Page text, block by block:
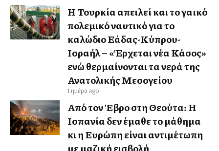
Η Τουρκία απειλεί και το γαλλικό
πολεμικό ναυτικό για το
καλώδιο Ελλάδας-Κύπρου-
Ισραήλ – «Έρχεται νέα Κάσος»
ενώ θερμαίνονται τα νερά της
Ανατολικής Μεσογείου
1 ημέρα ago
Από τον Έβρο στη Θεούτα: Η
Ισπανία δεν έμαθε το μάθημα
κι η Ευρώπη είναι αντιμέτωπη
με μαζική εισβολή